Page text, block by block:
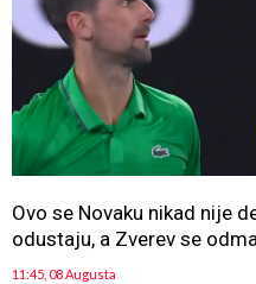
Ovo se Novaku nikad nije
odustaju, a Zverev se
11:45, 08 Augusta